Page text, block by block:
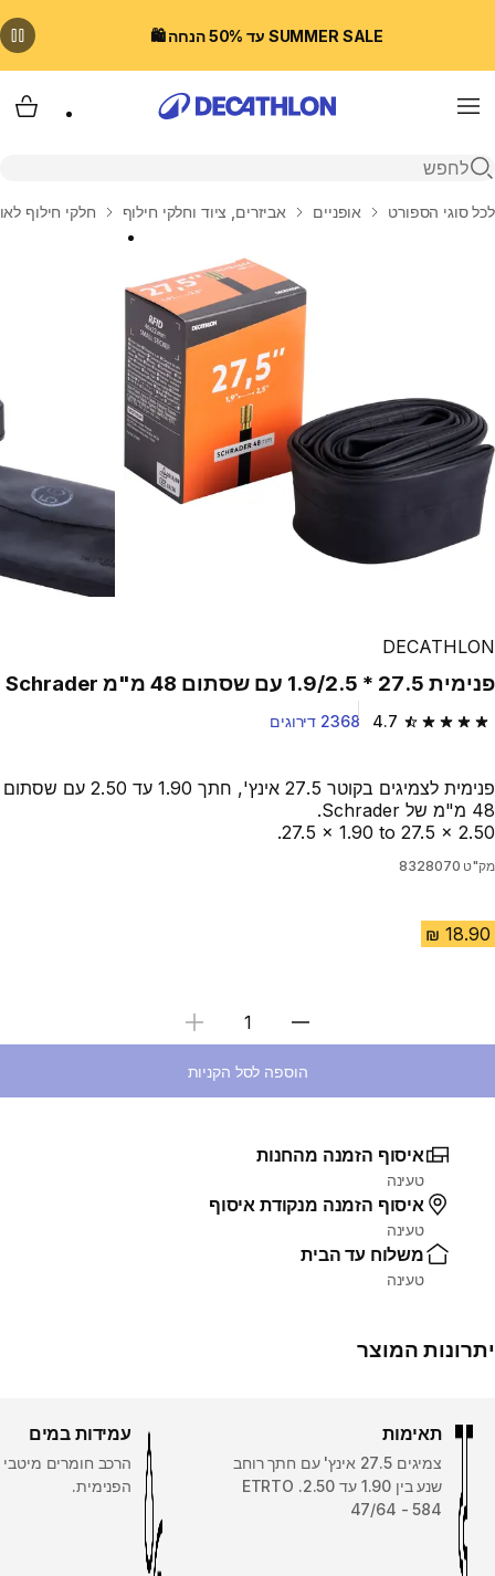
SUMMER SALE עד 50% הנחה 🛍️
Menu
פתיחת חיפוש
בית
לכל סוגי הספורט אופניים אביזרים, ציוד וחלקי חילוף חלקי חילוף
DECATHLON
פנימית 27.5 * 1.9/2.5 עם שסתום 48 מ"מ Schrader
4.7 4.7 out of 5 stars from 2368 reviews 2368 דירוגים
פנימית לצמיגים בקוטר 27.5 אינץ', חתך 1.90 עד 2.50 עם שסתום
48 מ"מ של Schrader.
‎27.5 x 1.90 to 27.5 x 2.50.
מק"ט 8328070
בחירת כמות
הוספה לסל הקניות
איסוף הזמנה מהחנות
טעינה
איסוף הזמנה מנקודת איסוף
טעינה
משלוח עד הבית
טעינה
יתרונות המוצר
תאימות
צמיגים 27.5 אינץ' עם חתך רוחב
שנע בין 1.90 עד 2.50. ETRTO
47/64 - 584
עמידות במים
הרכב חומרים
הפנימית.